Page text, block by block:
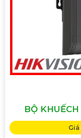
BỘ
Giá